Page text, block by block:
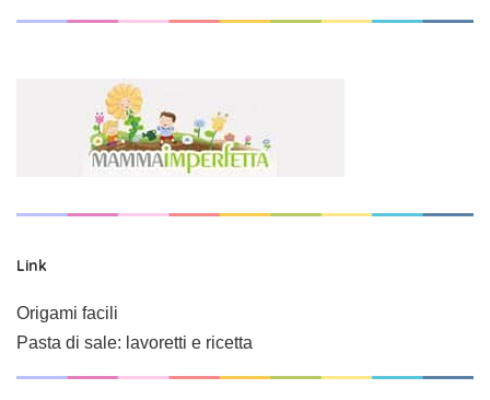
Link
Origami facili
Pasta di sale: lavoretti e ricetta